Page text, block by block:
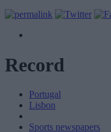
Record
Portugal
Lisbon
Sports newspapers